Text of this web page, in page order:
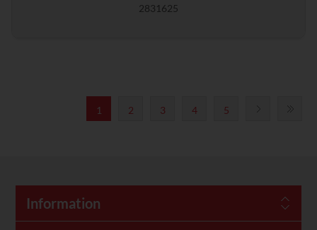
2831625
1 2 3 4 5
Information